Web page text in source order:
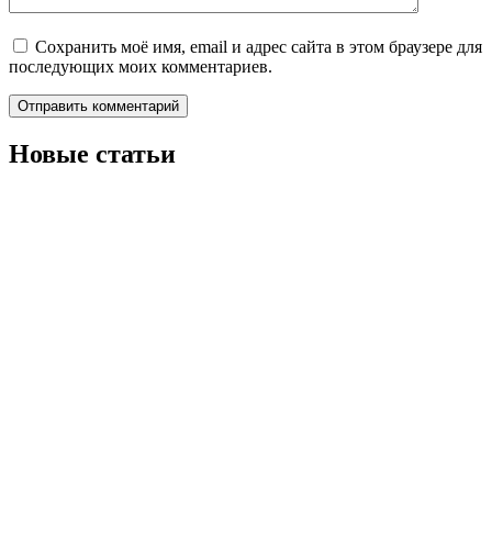
Сохранить моё имя, email и адрес сайта в этом браузере для
последующих моих комментариев.
Новые статьи